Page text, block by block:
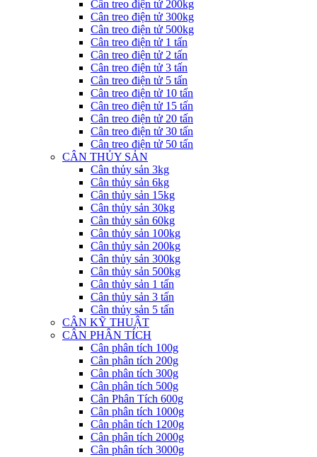
Cân treo điện tử 200kg
Cân treo điện tử 300kg
Cân treo điện tử 500kg
Cân treo điện tử 1 tấn
Cân treo điện tử 2 tấn
Cân treo điện tử 3 tấn
Cân treo điện tử 5 tấn
Cân treo điện tử 10 tấn
Cân treo điện tử 15 tấn
Cân treo điện tử 20 tấn
Cân treo điện tử 30 tấn
Cân treo điện tử 50 tấn
CÂN THỦY SẢN
Cân thủy sản 3kg
Cân thủy sản 6kg
Cân thủy sản 15kg
Cân thủy sản 30kg
Cân thủy sản 60kg
Cân thủy sản 100kg
Cân thủy sản 200kg
Cân thủy sản 300kg
Cân thủy sản 500kg
Cân thủy sản 1 tấn
Cân thủy sản 3 tấn
Cân thủy sản 5 tấn
CÂN KỸ THUẬT
CÂN PHÂN TÍCH
Cân phân tích 100g
Cân phân tích 200g
Cân phân tích 300g
Cân phân tích 500g
Cân Phân Tích 600g
Cân phân tích 1000g
Cân phân tích 1200g
Cân phân tích 2000g
Cân phân tích 3000g